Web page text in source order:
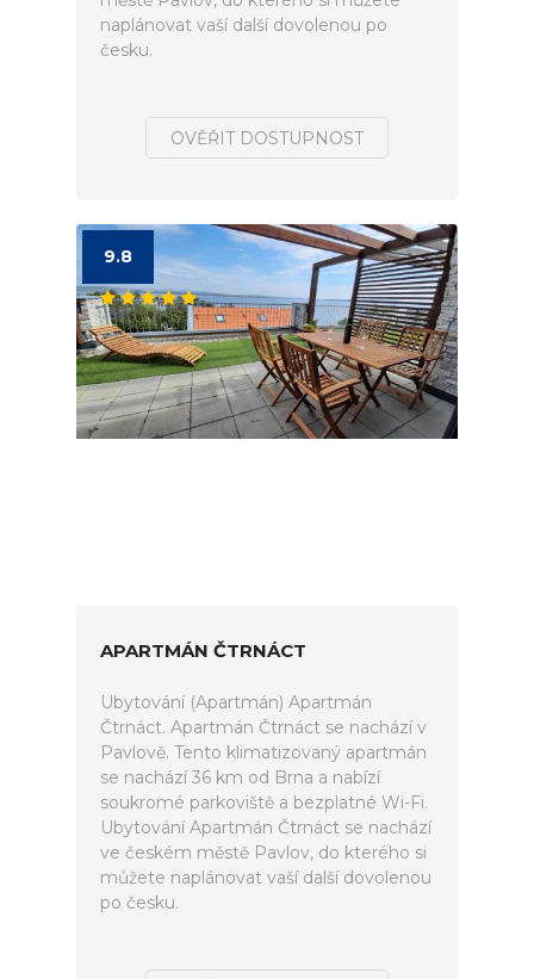
naplánovat vaší další dovolenou po
česku.
OVĚŘIT DOSTUPNOST
9.8
APARTMÁN ČTRNÁCT
Ubytování (Apartmán) Apartmán
Čtrnáct. Apartmán Čtrnáct se nachází v
Pavlově. Tento klimatizovaný apartmán
se nachází 36 km od Brna a nabízí
soukromé parkoviště a bezplatné Wi-Fi.
Ubytování Apartmán Čtrnáct se nachází
ve českém městě Pavlov, do kterého si
můžete naplánovat vaší další dovolenou
po česku.